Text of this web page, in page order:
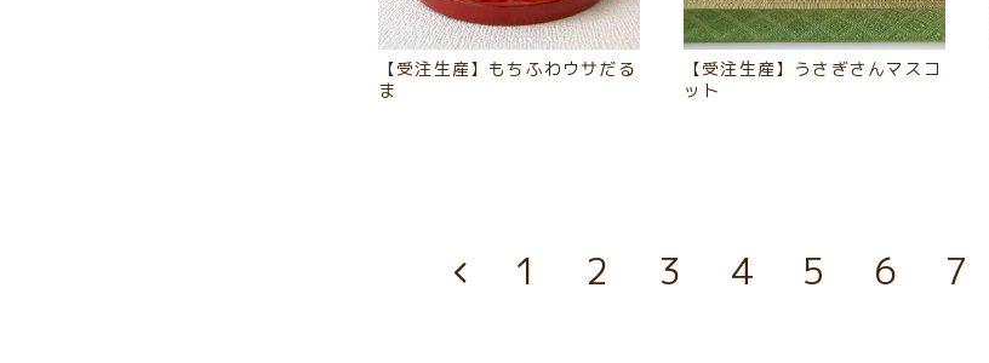
【受注生産】もちふわウサだる
ま
【受注生産】うさぎさんマスコ
ット
1 2 3 4 5 6 7